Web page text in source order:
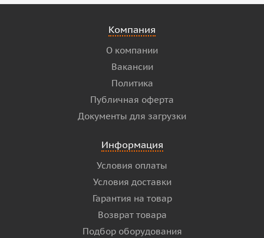
Компания
О компании
Вакансии
Политика
Публичная оферта
Документы для загрузки
Информация
Условия оплаты
Условия доставки
Гарантия на товар
Возврат товара
Подбор оборудования